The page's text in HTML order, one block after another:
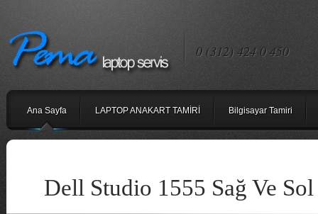
0 (312) 424 0 450
Ana Sayfa LAPTOP ANAKART TAMİRİ Bilgisayar Tamiri
Dell Studio 1555 Sağ Ve Sol